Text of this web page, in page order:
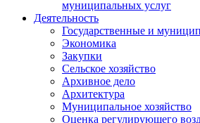
муниципальных услуг
Деятельность
Государственные и
Экономика
Закупки
Сельское хозяйство
Архивное дело
Архитектура
Муниципальное хозяйство
Оценка регулирующего